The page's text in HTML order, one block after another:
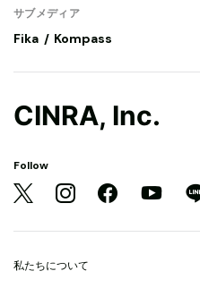
サブメディア
Fika Kompass
CINRA, Inc.
Follow
私たちについて